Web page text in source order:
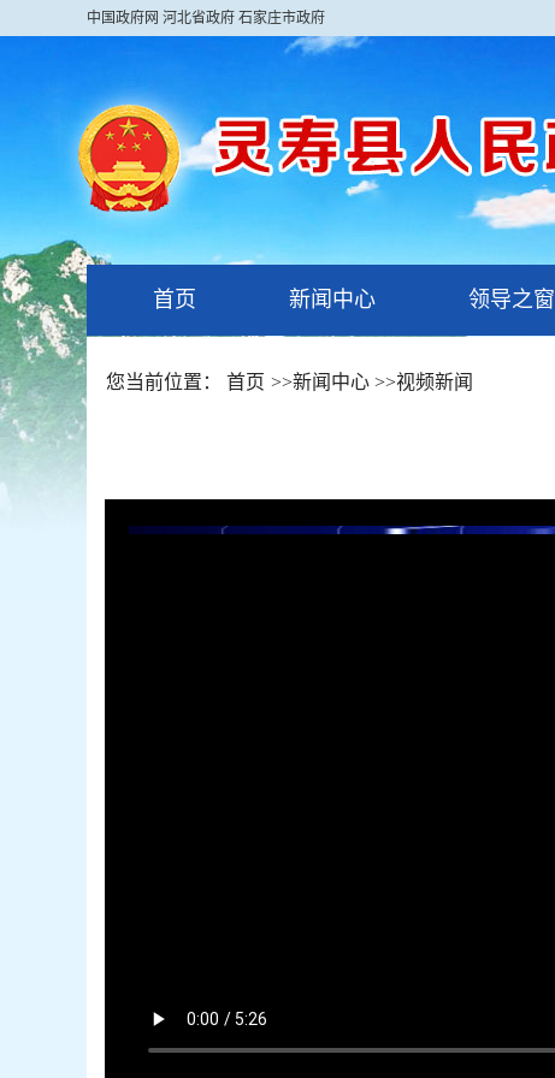
中国政府网 河北省政府 石家庄市政府
首页 新闻中心 领导之窗
您当前位置： 首页 >>新闻中心 >>视频新闻